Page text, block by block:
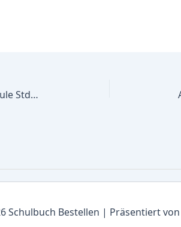
Alle Schulbücher Hilda-Heinemann-Schule Stdtische Frderschule Frderschwerpunkt Geistige Entwicklung
Schulbuch Bestellen | Präsentiert von